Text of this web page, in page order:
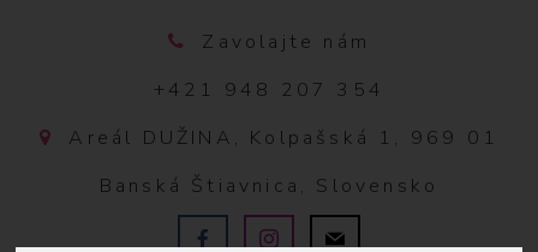
Zavolajte nám
+421 948 207 354
Areál DUŽINA, Kolpašská 1, 969 01
Banská Štiavnica, Slovensko